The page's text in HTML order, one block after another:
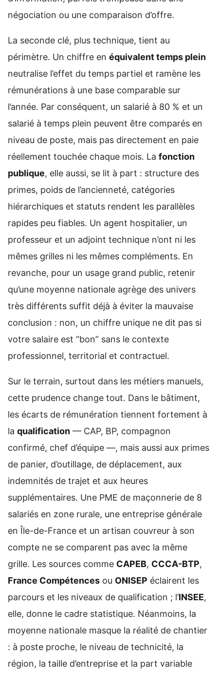
négociation ou une comparaison d’offre.
La seconde clé, plus technique, tient au
périmètre. Un chiffre en équivalent temps plein
neutralise l’effet du temps partiel et ramène les
rémunérations à une base comparable sur
l’année. Par conséquent, un salarié à 80 % et un
salarié à temps plein peuvent être comparés en
niveau de poste, mais pas directement en paie
réellement touchée chaque mois. La fonction
publique, elle aussi, se lit à part : structure des
primes, poids de l’ancienneté, catégories
hiérarchiques et statuts rendent les parallèles
rapides peu fiables. Un agent hospitalier, un
professeur et un adjoint technique n’ont ni les
mêmes grilles ni les mêmes compléments. En
revanche, pour un usage grand public, retenir
qu’une moyenne nationale agrège des univers
très différents suffit déjà à éviter la mauvaise
conclusion : non, un chiffre unique ne dit pas si
votre salaire est “bon” sans le contexte
professionnel, territorial et contractuel.
Sur le terrain, surtout dans les métiers manuels,
cette prudence change tout. Dans le bâtiment,
les écarts de rémunération tiennent fortement à
la qualification — CAP, BP, compagnon
confirmé, chef d’équipe —, mais aussi aux primes
de panier, d’outillage, de déplacement, aux
indemnités de trajet et aux heures
supplémentaires. Une PME de maçonnerie de 8
salariés en zone rurale, une entreprise générale
en Île-de-France et un artisan couvreur à son
compte ne se comparent pas avec la même
grille. Les sources comme CAPEB, CCCA-BTP,
France Compétences ou ONISEP éclairent les
parcours et les niveaux de qualification ; l’INSEE,
elle, donne le cadre statistique. Néanmoins, la
moyenne nationale masque la réalité de chantier
: à poste proche, le niveau de technicité, la
région, la taille d’entreprise et la part variable